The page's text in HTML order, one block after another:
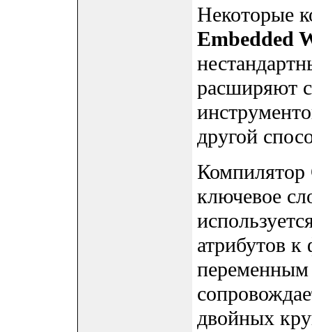
Некоторые
Embedded
расширяют
другой
Компилятор
ключевое
атрибутов
переменным
двойных